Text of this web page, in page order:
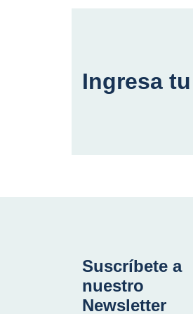
Ingresa
Suscríbete a
nuestro
Newsletter